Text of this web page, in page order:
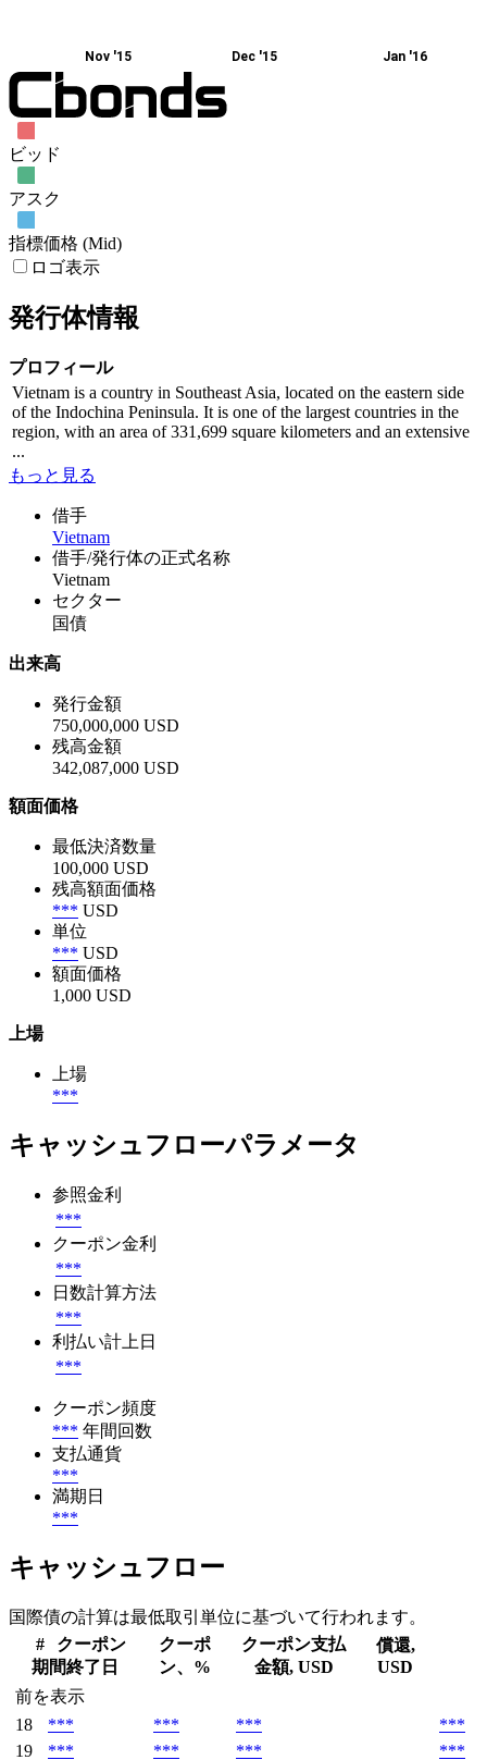
Nov '15 Dec '15 Jan '16
ビッド
アスク
指標価格 (Mid)
ロゴ表示
発行体情報
プロフィール
Vietnam is a country in Southeast Asia, located on the eastern side
of the Indochina Peninsula. It is one of the largest countries in the
region, with an area of 331,699 square kilometers and an extensive
...
もっと見る
借手
Vietnam
借手/発行体の正式名称
Vietnam
セクター
国債
出来高
発行金額
750,000,000 USD
残高金額
342,087,000 USD
額面価格
最低決済数量
100,000 USD
残高額面価格
*** USD
単位
*** USD
額面価格
1,000 USD
上場
上場
***
キャッシュフローパラメータ
参照金利
***
クーポン金利
***
日数計算方法
***
利払い計上日
***
クーポン頻度
*** 年間回数
支払通貨
***
満期日
***
キャッシュフロー
国際債の計算は最低取引単位に基づいて行われます。
#
クーポン
期間終了日
クーポ
ン、%
クーポン支払
金額, USD
償還,
USD
前を表示
18
*** *** ***
***
19
*** *** ***
***